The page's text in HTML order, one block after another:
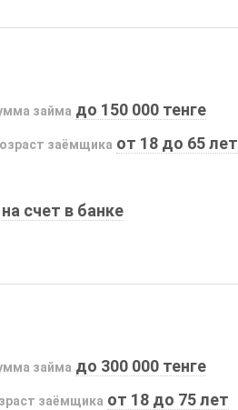
займа до 150 000 тенге
заёмщика от 18 до 65 лет
счет в банке
займа до 300 000 тенге
заёмщика от 18 до 75 лет